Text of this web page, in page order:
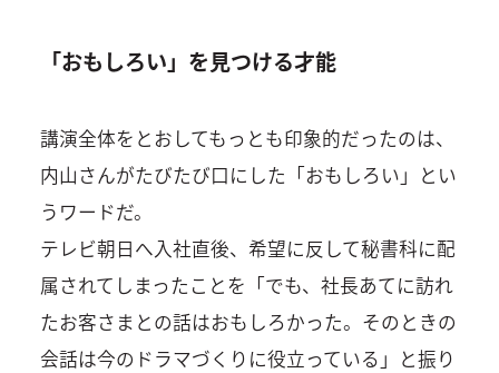
「おもしろい」を見つける才能
講演全体をとおしてもっとも印象的だったのは、
内山さんがたびたび口にした「おもしろい」とい
うワードだ。
テレビ朝日へ入社直後、希望に反して秘書科に配
属されてしまったことを「でも、社長あてに訪れ
たお客さまとの話はおもしろかった。そのときの
会話は今のドラマづくりに役立っている」と振り